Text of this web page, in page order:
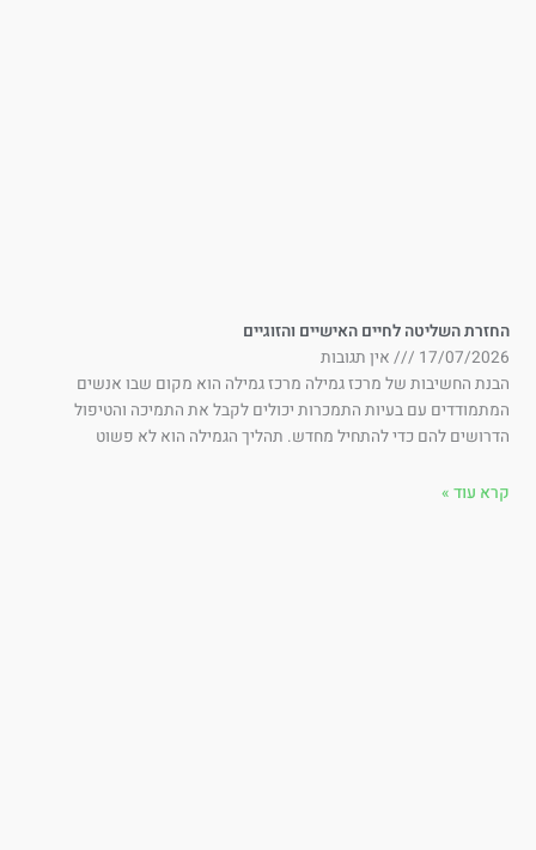
השליטה לחיים האישיים והזוגיים
17/07/
אין תגובות
החשיבות של מרכז גמילה מרכז גמילה הוא מקום שבו אנשים
עם בעיות התמכרות יכולים לקבל את התמיכה והטיפול
להם כדי להתחיל מחדש. תהליך הגמילה הוא לא פשוט
עוד »